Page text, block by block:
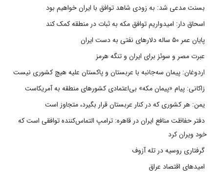
بسنت مدعی شد: به زودی شاهد توافق با ایران خواهیم بود
اسحاق دار: امیدواریم توافق مکه به ثبات در منطقه کمک کند
پایان عمر ۵۰ ساله دلارهای نفتی به دست ایران
عبرت مصر و سوئز برای ایران و تنگه هرمز
اردوغان: پیمان سه‌جانبه با عربستان و پاکستان علیه هیچ کشوری نیست
زاکانی: پیام «پیمان مکه» بی‌اعتمادی کشورهای منطقه به آمریکاست
یمن: هر کشوری که در کنار عربستان قرار بگیرد، متجاوز است
دفتر حفاظت منافع ایران در قاهره: ترامپ التماس‌کننده توافقی است که
خود ویران کرد
گرفتاری روسیه در تله آزوف
امیدهای اقتصاد عراق